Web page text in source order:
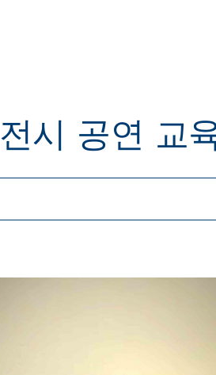
전시 공연 교